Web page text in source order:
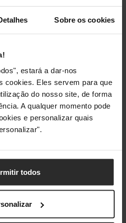
Sobre os cookies
estará a dar-nos
cookies. Eles servem para que
do nosso site, de forma
A qualquer momento pode
e personalizar quais
todos